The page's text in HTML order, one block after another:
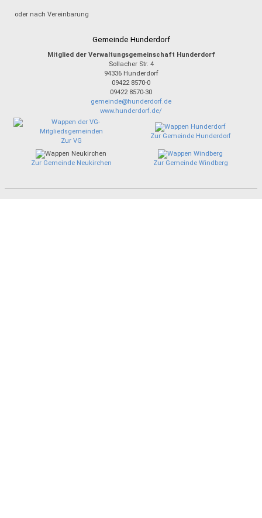
oder nach Vereinbarung
Gemeinde Hunderdorf
Mitglied der Verwaltungsgemeinschaft Hunderdorf
Sollacher Str. 4
94336 Hunderdorf
09422 8570-0
09422 8570-30
gemeinde@hunderdorf.de
www.hunderdorf.de/
Zur VG
Zur Gemeinde Hunderdorf
Zur Gemeinde Neukirchen Zur Gemeinde Windberg